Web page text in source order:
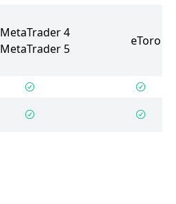
MetaTrader 4
MetaTrader 5
eToro